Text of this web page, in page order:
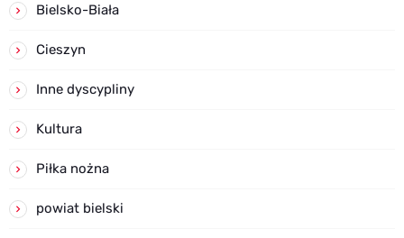
Bielsko-Biała
Cieszyn
Inne dyscypliny
Kultura
Piłka nożna
powiat bielski